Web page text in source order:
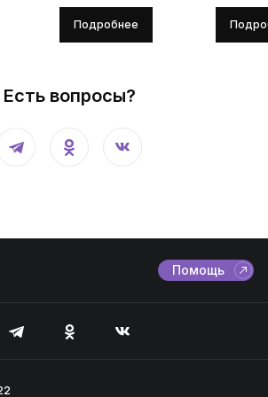
Подробнее
Есть вопросы?
Помощь